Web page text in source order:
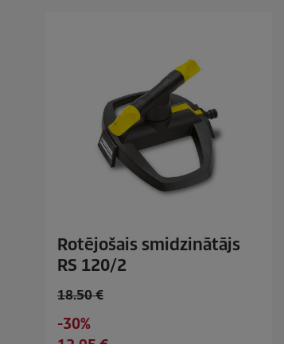
Rotējošais smidzinātājs
RS 120/2
O
d
18.50 €
S
-30%